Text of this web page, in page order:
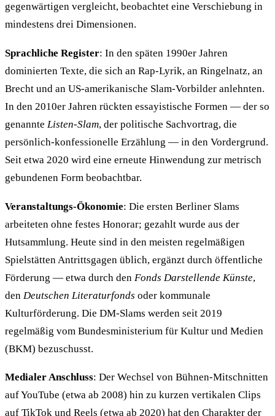
gegenwärtigen vergleicht, beobachtet eine Verschiebung in
mindestens drei Dimensionen.
Sprachliche Register: In den späten 1990er Jahren
dominierten Texte, die sich an Rap-Lyrik, an Ringelnatz, an
Brecht und an US-amerikanische Slam-Vorbilder anlehnten.
In den 2010er Jahren rückten essayistische Formen — der so
genannte Listen-Slam, der politische Sachvortrag, die
persönlich-konfessionelle Erzählung — in den Vordergrund.
Seit etwa 2020 wird eine erneute Hinwendung zur metrisch
gebundenen Form beobachtbar.
Veranstaltungs-Ökonomie: Die ersten Berliner Slams
arbeiteten ohne festes Honorar; gezahlt wurde aus der
Hutsammlung. Heute sind in den meisten regelmäßigen
Spielstätten Antrittsgagen üblich, ergänzt durch öffentliche
Förderung — etwa durch den Fonds Darstellende Künste,
den Deutschen Literaturfonds oder kommunale
Kulturförderung. Die DM-Slams werden seit 2019
regelmäßig vom Bundesministerium für Kultur und Medien
(BKM) bezuschusst.
Medialer Anschluss: Der Wechsel von Bühnen-Mitschnitten
auf YouTube (etwa ab 2008) hin zu kurzen vertikalen Clips
auf TikTok und Reels (etwa ab 2020) hat den Charakter der